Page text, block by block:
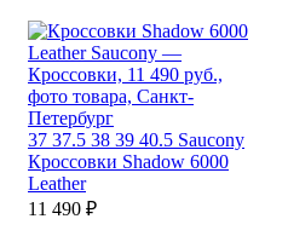
37 37.5 38 39 40.5 Saucony
Кроссовки Shadow 6000
Leather
11 490 ₽